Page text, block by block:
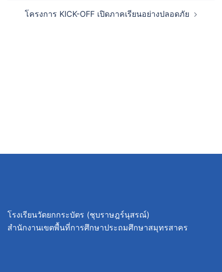
โครงการ KICK-OFF เปิดภาคเรียนอย่างปลอดภัย
โรงเรียนวัดยกกระบัตร (ชุบราษฎร์นุสรณ์)
สำนักงานเขตพื้นที่การศึกษาประถมศึกษาสมุทรสาคร